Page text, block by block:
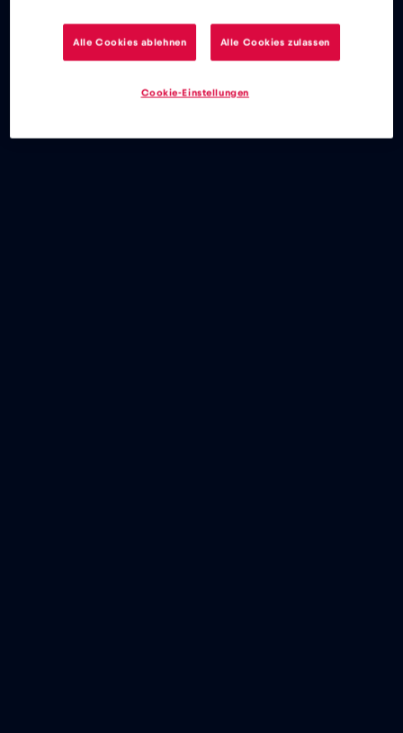
Alle Cookies ablehnen Alle Cookies zulassen
Cookie-Einstellungen